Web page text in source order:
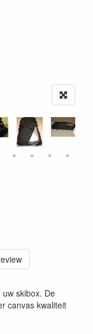
skibox. De
canvas kwaliteit